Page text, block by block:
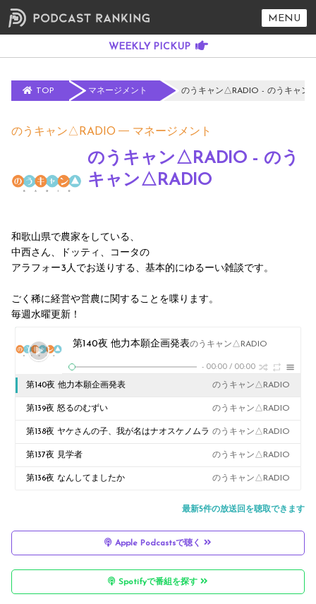
MENU
TOP マネージメント のうキャン△RADIO - のうキャン
のうキャン△RADIO マネージメント
のうキャン△RADIO - のう
キャン△RADIO
和歌山県で農家をしている、
中西さん、ドッティ、コータの
アラフォー3人でお送りする、基本的にゆるーい雑談です。
ごく稀に経営や営農に関することを喋ります。
毎週水曜更新！
第140夜 他力本願企画発表のうキャン△RADIO
- 00:00 / 00:00
第140夜 他力本願企画発表 のうキャン△RADIO
第139夜 怒るのむずい のうキャン△RADIO
第138夜 ヤケさんの子、我が名はナオスケノムラ のうキャン△RADIO
第137夜 見学者 のうキャン△RADIO
第136夜 なんしてましたか のうキャン△RADIO
最新5件の放送回を聴取できます
Apple Podcastsで聴く
Spotifyで番組を探す